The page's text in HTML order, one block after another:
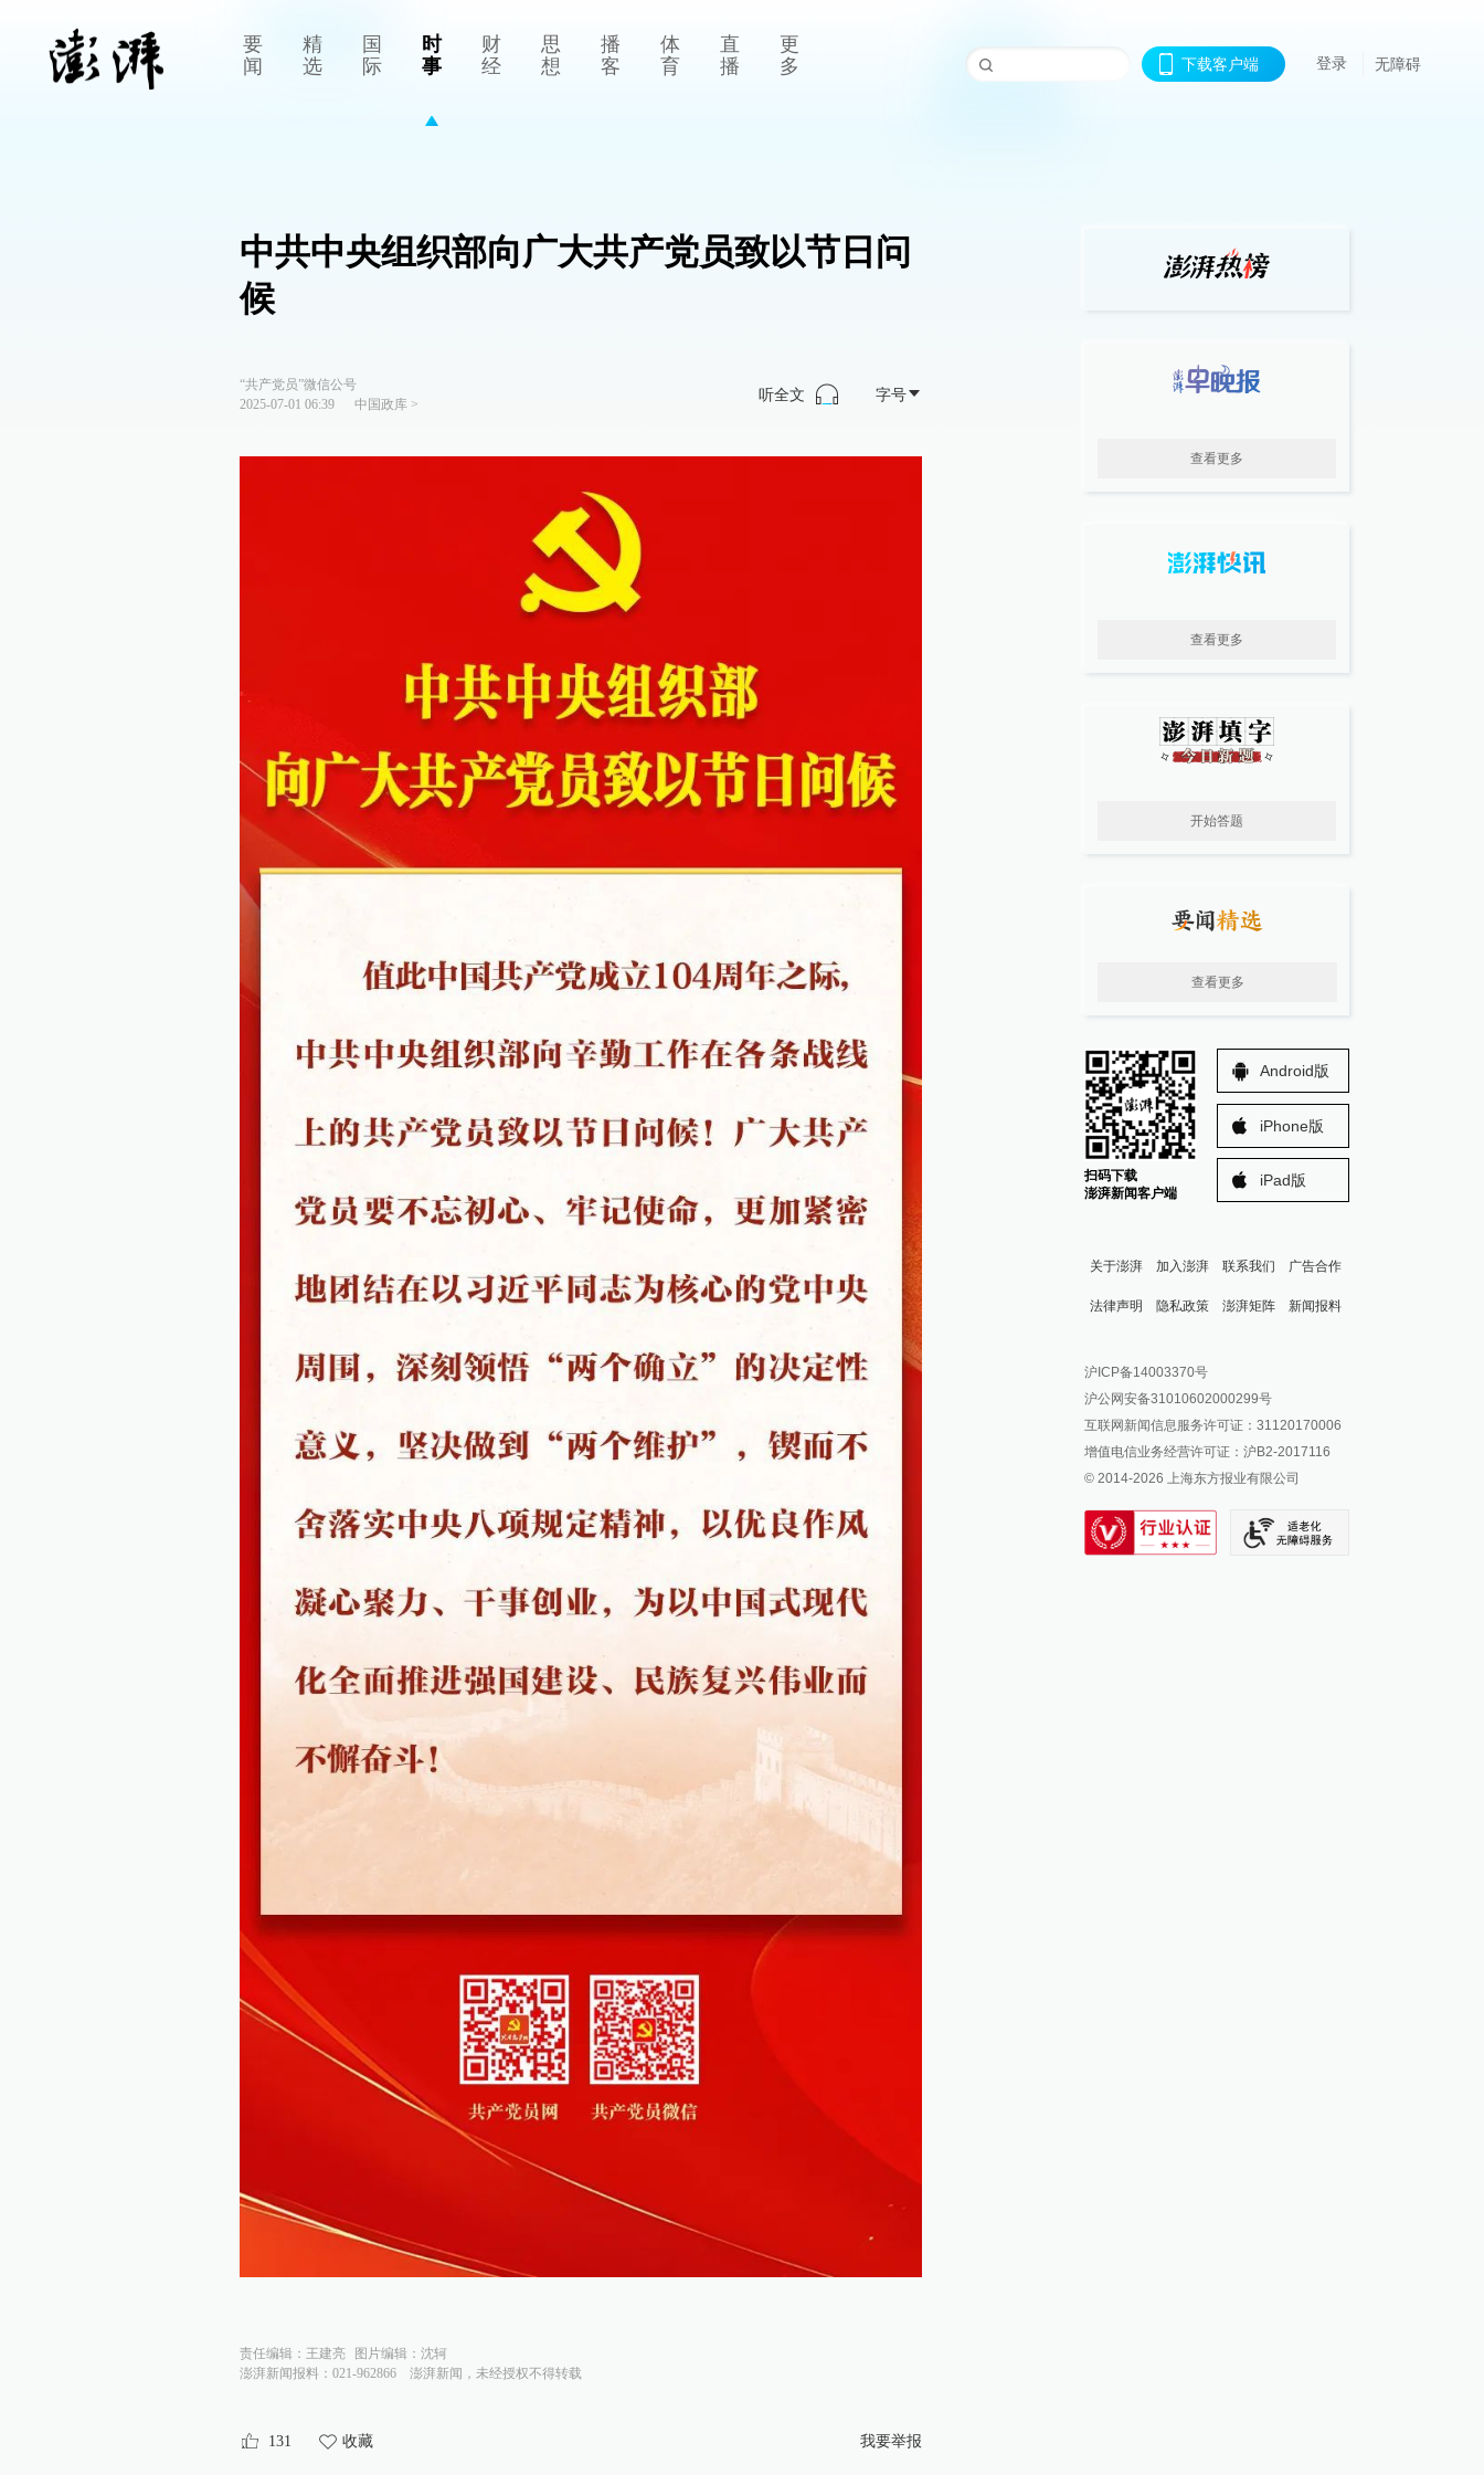
要
闻
精
选
国
际
时
事
财
经
思
想
播
客
体
育
直
播
更
多
下载客户端 登录 无障碍
中共中央组织部向广大共产党员致以节日问
候
“共产党员”微信公号
2025-07-01 06:39
中国政库>
听全文 字号
责任编辑： 王建亮 图片编辑： 沈轲
澎湃新闻报料：021-962866
澎湃新闻，未经授权不得转载
131 收藏 我要举报
查看更多
查看更多
开始答题
查看更多
扫码下载
澎湃新闻客户端
Android版
iPhone版
iPad版
关于澎湃 加入澎湃 联系我们 广告合作
法律声明 隐私政策 澎湃矩阵
澎湃新闻公众号
澎湃新闻抖音号
派生万物开放平台
IP SHANGHAI
SIXTH TONE
新闻报料
报料邮箱: news@thepaper.cn
沪ICP备14003370号
沪公网安备31010602000299号
互联网新闻信息服务许可证：31120170006
增值电信业务经营许可证：沪B2-2017116
© 2014-2026 上海东方报业有限公司